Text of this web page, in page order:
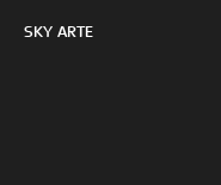
SKY ARTE